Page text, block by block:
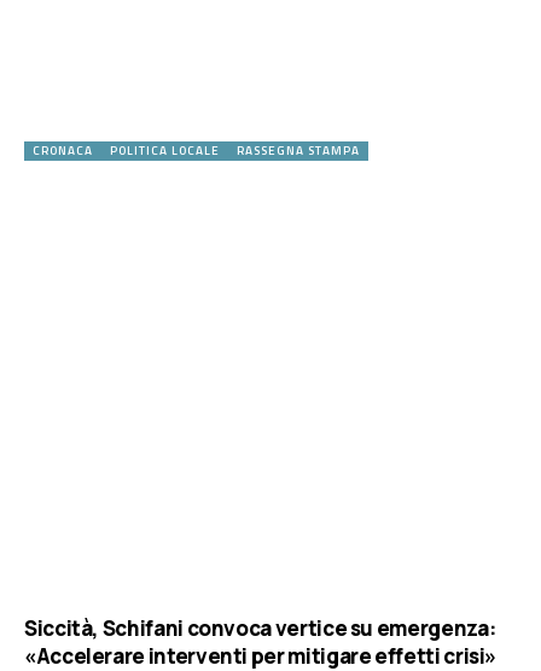
CRONACA POLITICA LOCALE RASSEGNA STAMPA
Siccità, Schifani convoca vertice su emergenza:
«Accelerare interventi per mitigare effetti crisi»